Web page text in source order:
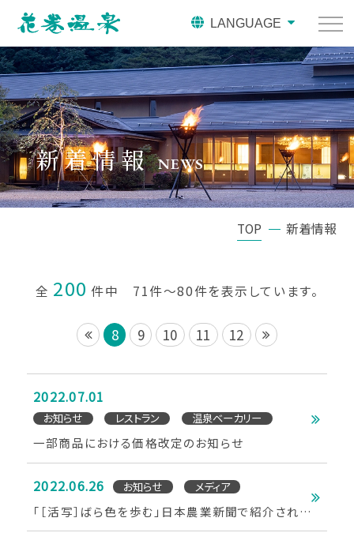
LANGUAGE
新着情報 NEWS
TOP 新着情報
全 200 件中 71件～80件を表示しています。
8 9 10 11 12
2022.07.01
お知らせ レストラン 温泉ベーカリー
一部商品における価格改定のお知らせ
2022.06.26 お知らせ メディア
「［活写］ばら色を歩む」日本農業新聞で紹介されま
した